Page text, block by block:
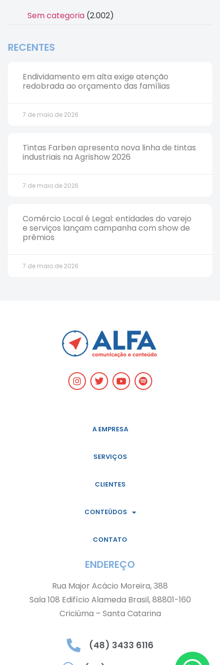
Sem categoria (2.002)
RECENTES
Endividamento em alta exige atenção
redobrada ao orçamento das famílias
7 de maio de 2026
Tintas Farben apresenta nova linha de tintas
industriais na Agrishow 2026
7 de maio de 2026
Comércio Local é Legal: entidades do varejo
e serviços lançam campanha com show de
prêmios
7 de maio de 2026
A EMPRESA
SERVIÇOS
CLIENTES
CONTEÚDOS
CONTATO
ENDEREÇO
Rua Major Acácio Moreira, 388
Sala 108 Edifício Alameda Brasil, 88801-160
Criciúma – Santa Catarina
(48) 3433 6116